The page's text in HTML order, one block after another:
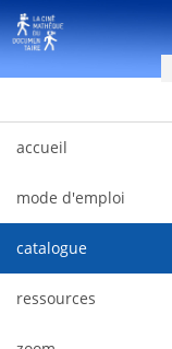
Saltar al contenido
accueil
mode d'emploi
catalogue
ressources